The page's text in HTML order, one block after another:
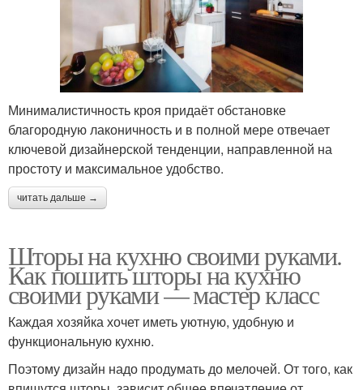
Минималистичность кроя придаёт обстановке
благородную лаконичность и в полной мере отвечает
ключевой дизайнерской тенденции, направленной на
простоту и максимальное удобство.
читать дальше →
Шторы на кухню своими руками.
Как пошить шторы на кухню
своими руками — мастер класс
Каждая хозяйка хочет иметь уютную, удобную и
функциональную кухню.
Поэтому дизайн надо продумать до мелочей. От того, как